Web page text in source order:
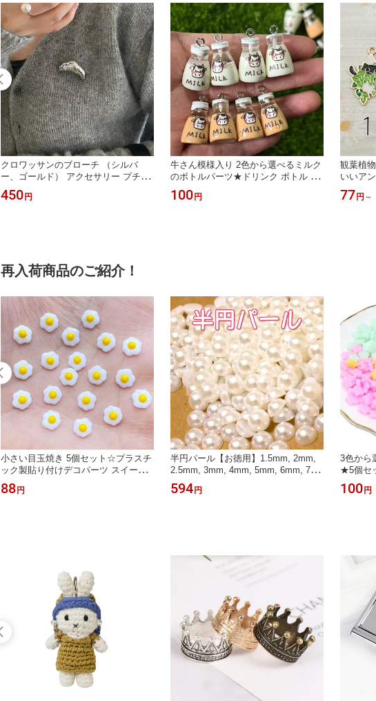
クロワッサンのブローチ （シルバ
ー、ゴールド） アクセサリー プチプ
ラ パン フード 食べ物 パリ
450 円
牛さん模様入り 2色から選べるミルク
のボトルパーツ★ドリンク ボトル 牛
乳瓶
100 円
観葉植
いいア
ナメル
77 円 ～
再入荷商品のご紹介！
小さい目玉焼き 5個セット☆プラスチ
ック製貼り付けデコパーツ スイーツ
卵 エッグ
88 円
半円パール【お徳用】1.5mm, 2mm,
2.5mm, 3mm, 4mm, 5mm, 6mm, 7m
m, 8mm, 9mm, 10mm クリーム＆ホ
ワイトカラー ラインストーンとして
594 円
3色から
★5個セ
ラパーツ
100 円